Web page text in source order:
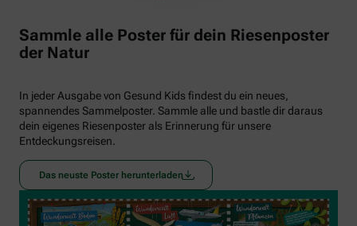
Sammle alle Poster für dein Riesenposter
der Natur
In jeder Ausgabe von Gesund Kids findest du ein neues,
spannendes Sammelposter. Sammle alle und bastle dir daraus
dein eigenes Riesenposter als Erinnerung für unsere
Entdeckungsreisen.
Das neuste Poster herunterladen